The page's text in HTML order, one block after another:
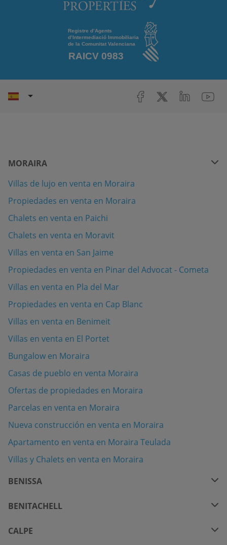
MORAIRA
Villas de lujo en venta en Moraira
Propiedades en venta en Moraira
Chalets en venta en Paichi
Chalets en venta en Moravit
Villas en venta en San Jaime
Propiedades en venta en Pinar del Advocat - Cometa
Villas en venta en Pla del Mar
Propiedades en venta en Cap Blanc
Villas en venta en Benimeit
Villas en venta en El Portet
Bungalow en Moraira
Casas de pueblo en venta Moraira
Ofertas de propiedades en Moraira
Parcelas en venta en Moraira
Nueva construcción en venta en Moraira
Apartamento en venta en Moraira Teulada
Villas y Chalets en venta en Moraira
BENISSA
BENITACHELL
CALPE